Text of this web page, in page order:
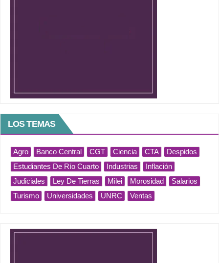
LOS TEMAS
Agro Banco Central CGT Ciencia CTA
Despidos
Estudiantes De Río Cuarto
Industrias
Inflación
Judiciales
Ley De Tierras Milei Morosidad
Salarios
Turismo
Universidades UNRC Ventas